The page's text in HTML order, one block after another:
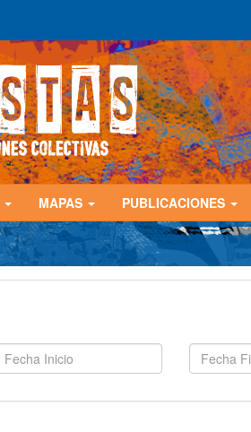
MAPAS PUBLICACIONES